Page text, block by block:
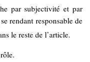
par subjectivité et par
rendant responsable de
le reste de l’article.